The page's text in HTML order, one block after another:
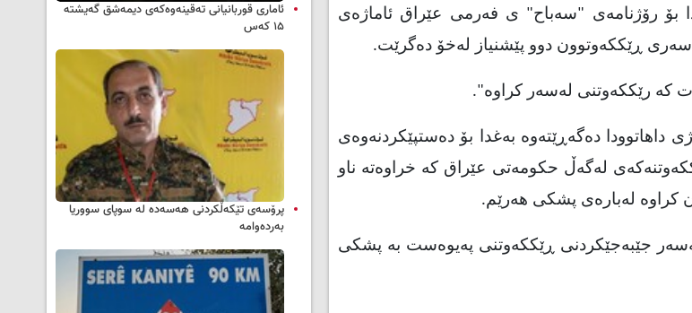
23 ئازارى 2021 لە لێدوانێکیدا بۆ رۆژنامەى "سەباح" ى فەرمى عێراق ئاماژەى
ڕێککەوتوون دوو پێشنیاز لەخۆ دەگرێت.
کە رێککەوتنى لەسەر کراوە".
دەگەڕێتەوە بەغدا بۆ دەستپێکردنەوەى
لەگەڵ حکومەتى عێراق کە خراوەتە ناو
کراوە لەبارەى پشکى هەرێم.
جێبەجێکردنى ڕێککەوتنى پەیوەست بە پشکى
ئاماری قوربانیانی تەقینەوەکەی دیمەشق گەیشتە
۱۵ کەس
پرۆسەی تێکەڵکردنی هەسەدە لە سوپای سووریا
بەردەوامە